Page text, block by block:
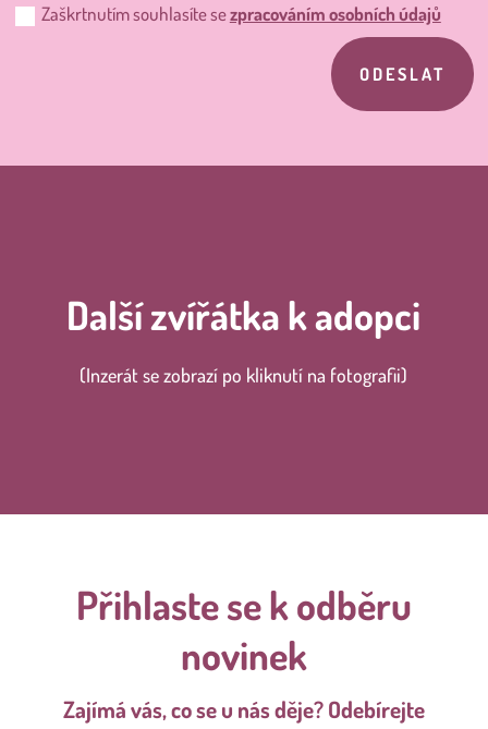
Zaškrtnutím souhlasíte sezpracováním osobních údajů
ODESLAT
Další zvířátka k adopci
(Inzerát se zobrazí po kliknutí na fotografii)
Přihlaste se k odběru
novinek
Zajímá vás, co se u nás děje? Odebírejte